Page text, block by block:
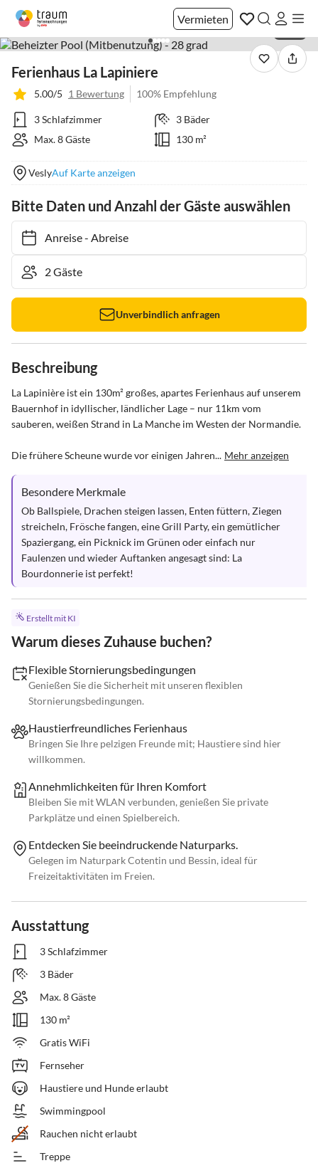
Vermieten
Ferienhaus La Lapiniere
5.00/5 1 Bewertung 100% Empfehlung
3 Schlafzimmer
3 Bäder
Max. 8 Gäste
130 m²
VeslyAuf Karte anzeigen
Bitte Daten und Anzahl der Gäste auswählen
Anreise- Abreise
Unverbindlich anfragen
Beschreibung
La Lapinière ist ein 130m² großes, apartes Ferienhaus auf unserem
Bauernhof in idyllischer, ländlicher Lage – nur 11km vom
sauberen, weißen Strand in La Manche im Westen der Normandie.
Die frühere Scheune wurde vor einigen Jahren... Mehr anzeigen
Besondere Merkmale
Ob Ballspiele, Drachen steigen lassen, Enten füttern, Ziegen
streicheln, Frösche fangen, eine Grill Party, ein gemütlicher
Spaziergang, ein Picknick im Grünen oder einfach nur
Faulenzen und wieder Auftanken angesagt sind: La
Bourdonnerie ist perfekt!
Erstellt mit KI
Warum dieses Zuhause buchen?
Flexible Stornierungsbedingungen
Genießen Sie die Sicherheit mit unseren flexiblen
Stornierungsbedingungen.
Haustierfreundliches Ferienhaus
Bringen Sie Ihre pelzigen Freunde mit; Haustiere sind hier
willkommen.
Annehmlichkeiten für Ihren Komfort
Bleiben Sie mit WLAN verbunden, genießen Sie private
Parkplätze und einen Spielbereich.
Entdecken Sie beeindruckende Naturparks.
Gelegen im Naturpark Cotentin und Bessin, ideal für
Freizeitaktivitäten im Freien.
Ausstattung
3 Schlafzimmer
3 Bäder
Max. 8 Gäste
130 m²
Gratis WiFi
Fernseher
Haustiere und Hunde erlaubt
Swimmingpool
Rauchen nicht erlaubt
Treppe